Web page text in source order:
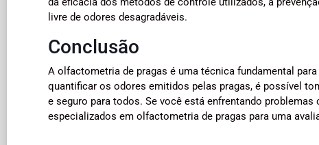
livre de odores desagradáveis.
Conclusão
A olfactometria de pragas é uma técnica fundamental
quantificar os odores emitidos pelas pragas, é possível
e seguro para todos. Se você está enfrentando
especializados em olfactometria de pragas para uma